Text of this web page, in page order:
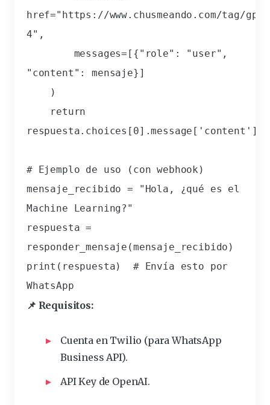
href="https://www.chusmeando.com/tag/gpt
4",
"content": mensaje}]
respuesta.choices[0].message['content']
# Ejemplo de uso (con webhook)
mensaje_recibido = "Hola, ¿qué es el
Machine Learning?"
respuesta =
responder_mensaje(mensaje_recibido)
print(respuesta)  # Envía esto por
WhatsApp
📌 Requisitos:
Cuenta en Twilio (para WhatsApp
Business API).
API Key de OpenAI.